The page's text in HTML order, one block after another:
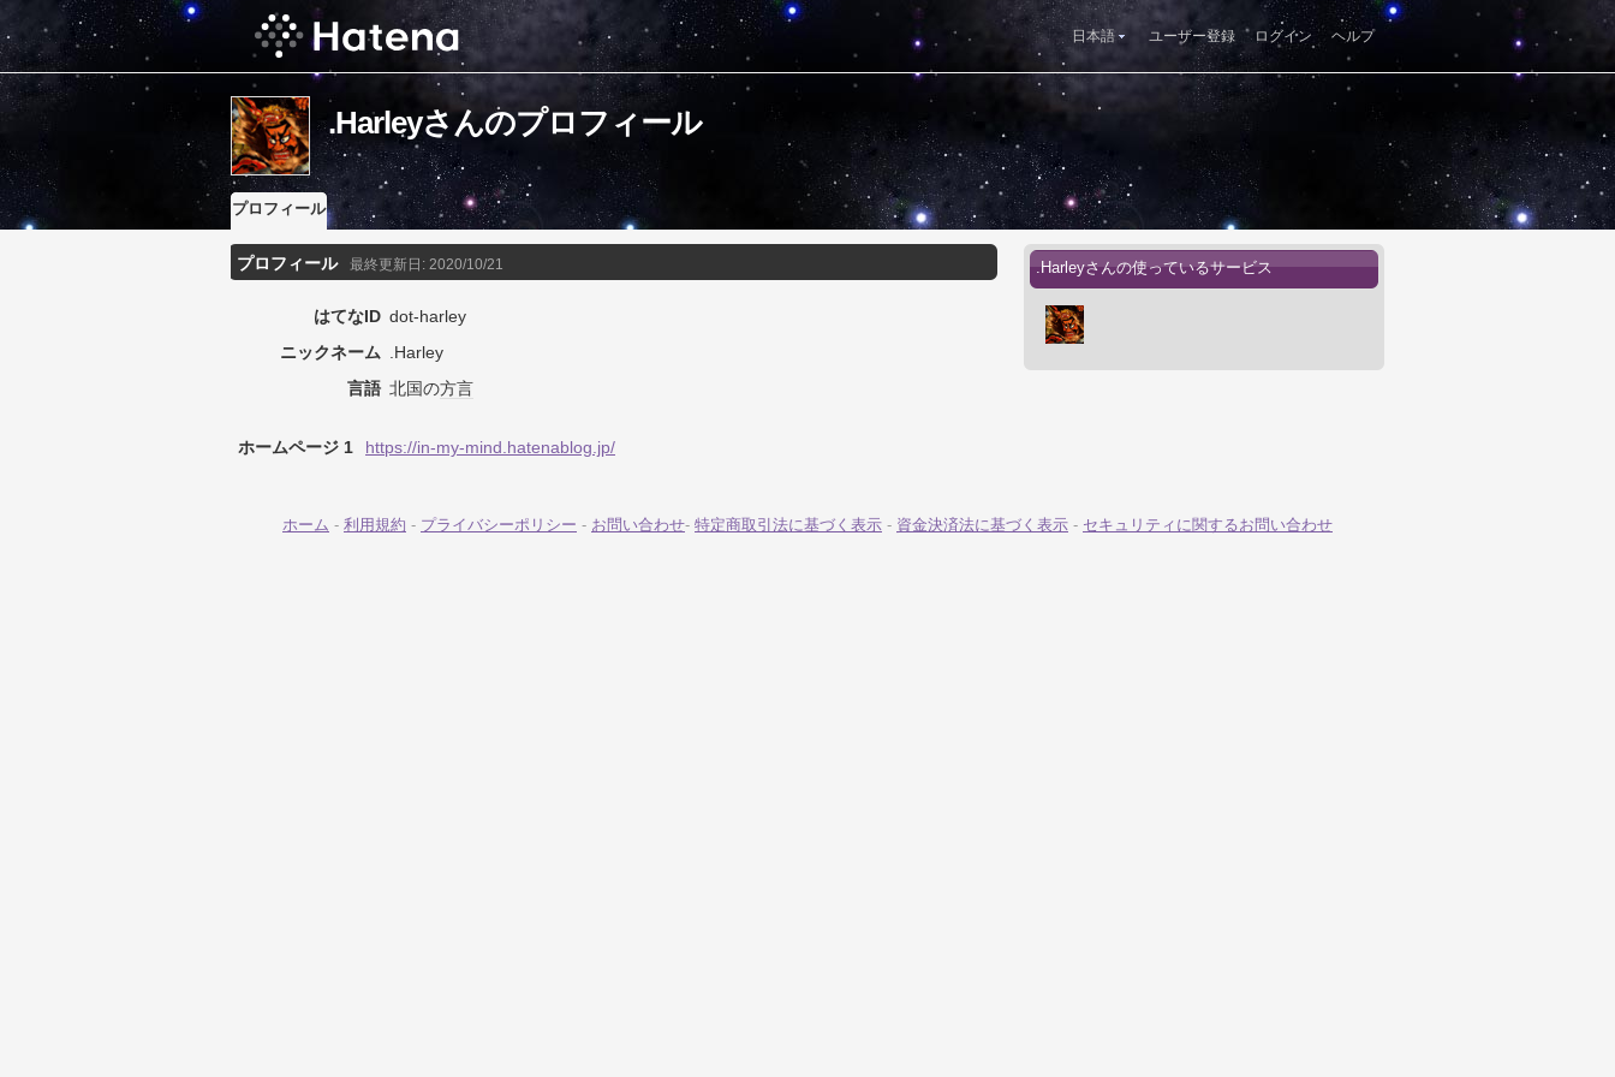
日本語 ユーザー登録 ログイン ヘルプ
.Harleyさんのプロフィール
プロフィール
プロフィール 最終更新日: 2020/10/21
はてなID dot-harley
ニックネーム .Harley
言語 北国の方言
ホームページ 1 https://in-my-mind.hatenablog.jp/
.Harleyさんの使っているサービス
ホーム - 利用規約 - プライバシーポリシー - お問い合わせ- 特定商取引法に基づく表示 - 資金決済法に基づく表示 - セキュリティに関するお問い合わせ